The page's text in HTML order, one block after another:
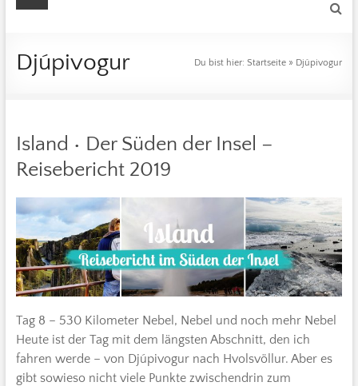
Djúpivogur Du bist hier:Startseite » Djúpivogur
Island • Der Süden der Insel –
Reisebericht 2019
Tag 8 – 530 Kilometer Nebel, Nebel und noch mehr Nebel
Heute ist der Tag mit dem längsten Abschnitt, den ich
fahren werde – von Djúpivogur nach Hvolsvöllur. Aber es
gibt sowieso nicht viele Punkte zwischendrin zum